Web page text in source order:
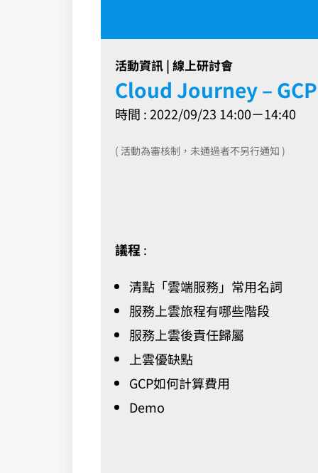
活動資訊 | 線上研討會
Cloud Journey –
時間 : 2022/09/23 14:00－14:40
( 活動為審核制，未通過者不另行通知 )
議程:
清點「雲端服務」常用名詞
服務上雲旅程有哪些階段
服務上雲後責任歸屬
上雲優缺點
GCP如何計算費用
Demo